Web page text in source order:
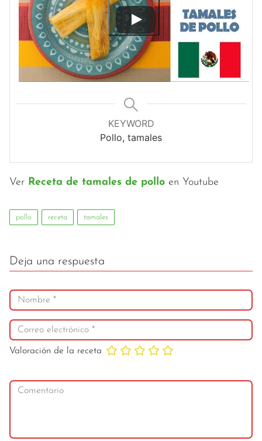
KEYWORD
Pollo, tamales
Ver Receta de tamales de pollo en Youtube
pollo receta tamales
Deja una respuesta
Valoración de la receta